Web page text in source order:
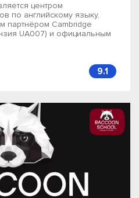
центром
по английскому языку,
партнёром Cambridge
UA007) и официальным
9.1